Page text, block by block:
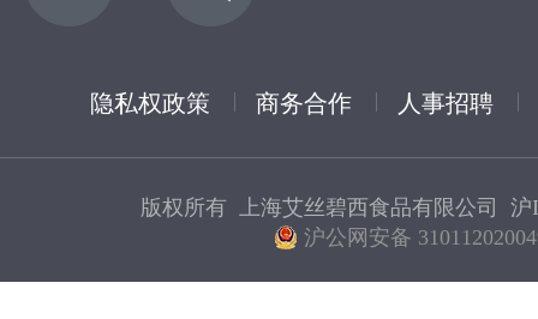
隐私权政策 商务合作 人事招聘
版权所有 上海艾丝碧西食品有限公司 沪
沪公网安备